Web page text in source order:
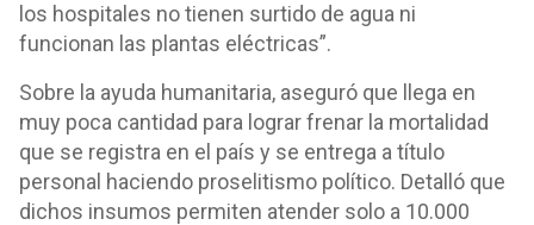
los hospitales no tienen surtido de agua ni
funcionan las plantas eléctricas”.
Sobre la ayuda humanitaria, aseguró que llega en
muy poca cantidad para lograr frenar la mortalidad
que se registra en el país y se entrega a título
personal haciendo proselitismo político. Detalló que
dichos insumos permiten atender solo a 10.000